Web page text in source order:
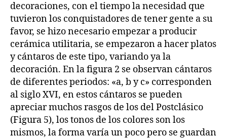
decoraciones, con el tiempo la necesidad que
tuvieron los conquistadores de tener gente a su
favor, se hizo necesario empezar a producir
cerámica utilitaria, se empezaron a hacer platos
y cántaros de este tipo, variando ya la
decoración. En la figura 2 se observan cántaros
de diferentes periodos: «a, b y c» corresponden
al siglo XVI, en estos cántaros se pueden
apreciar muchos rasgos de los del Postclásico
(Figura 5), los tonos de los colores son los
mismos, la forma varía un poco pero se guardan